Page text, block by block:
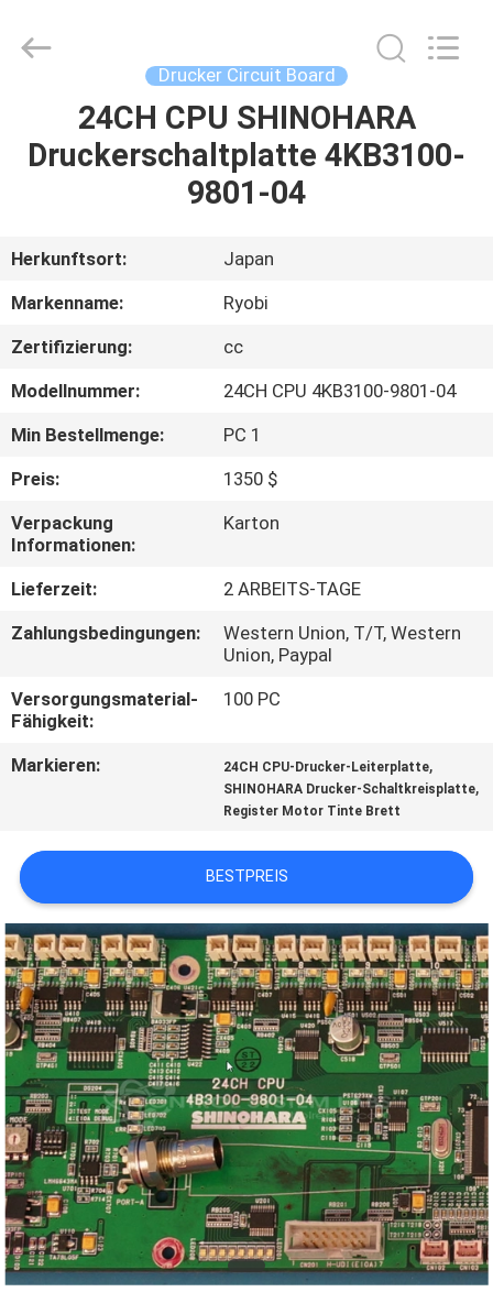
HAUS
ÜBER
UNS
FABRIK-
AUSFLUG
QUALITÄTSKONTROLLE
TRETEN
SIE
MIT
IN
VERBINDUNG
EIN
ZITAT
Copyright
Drucker Circuit Board
24CH CPU SHINOHARA
Druckerschaltplatte 4KB3100-
9801-04
Herkunftsort:
Japan
Markenname:
Ryobi
Zertifizierung:
cc
Modellnummer:
24CH CPU 4KB3100-9801-04
Min Bestellmenge:
PC 1
Preis:
1350 $
Verpackung
Informationen:
Karton
Lieferzeit:
2 ARBEITS-TAGE
Zahlungsbedingungen:
Western Union, T/T, Western
Union, Paypal
Versorgungsmaterial-
Fähigkeit:
100 PC
Markieren: 24CH CPU-Drucker-Leiterplatte,
SHINOHARA Drucker-Schaltkreisplatte,
Register Motor Tinte Brett
BESTPREIS